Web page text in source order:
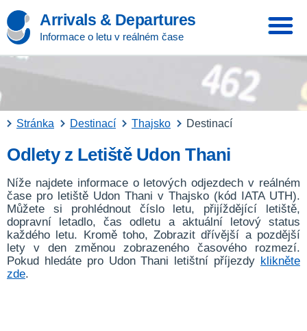
Arrivals & Departures
Informace o letu v reálném čase
Stránka Destinací Thajsko Destinací
Odlety z Letiště Udon Thani
Níže najdete informace o letových odjezdech v reálném
čase pro letiště Udon Thani v Thajsko (kód IATA UTH).
Můžete si prohlédnout číslo letu, přijíždějící letiště,
dopravní letadlo, čas odletu a aktuální letový status
každého letu. Kromě toho, Zobrazit dřívější a pozdější
lety v den změnou zobrazeného časového rozmezí.
Pokud hledáte pro Udon Thani letištní příjezdy klikněte
zde.